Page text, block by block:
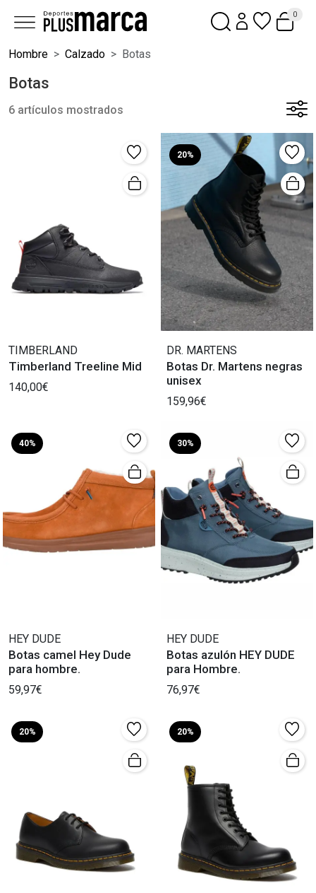
0
Hombre Calzado Botas
Botas
6 artículos mostrados
TIMBERLAND
Timberland Treeline Mid
140,00€
20%
DR. MARTENS
Botas Dr. Martens negras
unisex
159,96€
40%
HEY DUDE
Botas camel Hey Dude
para hombre.
59,97€
30%
HEY DUDE
Botas azulón HEY DUDE
para Hombre.
76,97€
20% 20%